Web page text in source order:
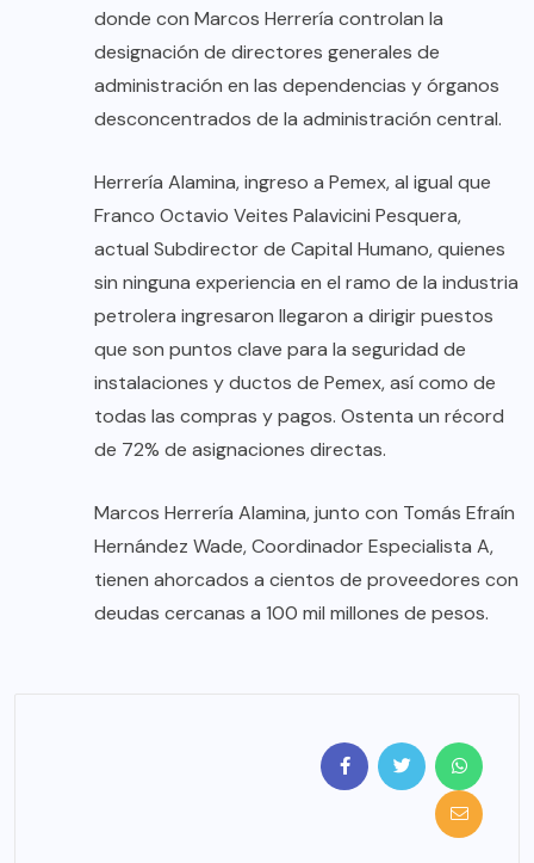
donde con Marcos Herrería controlan la
designación de directores generales de
administración en las dependencias y órganos
desconcentrados de la administración central.
Herrería Alamina, ingreso a Pemex, al igual que
Franco Octavio Veites Palavicini Pesquera,
actual Subdirector de Capital Humano, quienes
sin ninguna experiencia en el ramo de la industria
petrolera ingresaron llegaron a dirigir puestos
que son puntos clave para la seguridad de
instalaciones y ductos de Pemex, así como de
todas las compras y pagos. Ostenta un récord
de 72% de asignaciones directas.
Marcos Herrería Alamina, junto con Tomás Efraín
Hernández Wade, Coordinador Especialista A,
tienen ahorcados a cientos de proveedores con
deudas cercanas a 100 mil millones de pesos.